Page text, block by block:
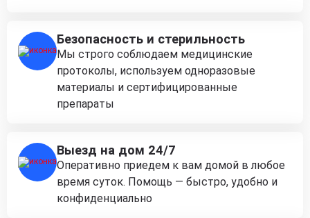
Безопасность и стерильность
Мы строго соблюдаем медицинские
протоколы, используем одноразовые
материалы и сертифицированные
препараты
Выезд на дом 24/7
Оперативно приедем к вам домой в любое
время суток. Помощь — быстро, удобно и
конфиденциально